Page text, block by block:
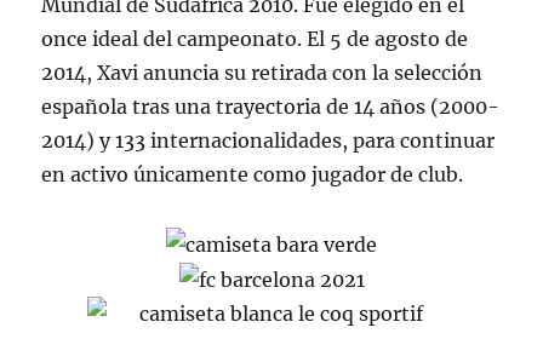
Mundial de Sudáfrica 2010. Fue elegido en el
once ideal del campeonato. El 5 de agosto de
2014, Xavi anuncia su retirada con la selección
española tras una trayectoria de 14 años (2000-
2014) y 133 internacionalidades, para continuar
en activo únicamente como jugador de club.